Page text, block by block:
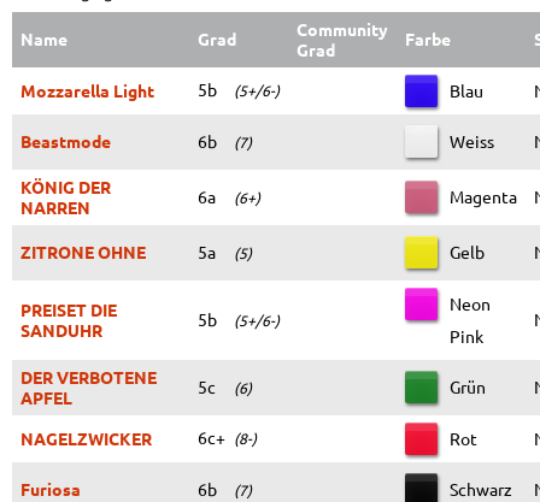
Name Grad
Community
Grad
Farbe
Mozzarella Light 5b (5+/6-) Blau
Beastmode 6b (7) Weiss
KÖNIG DER
NARREN
6a (6+) Magenta
ZITRONE OHNE 5a (5) Gelb
PREISET DIE
SANDUHR
5b (5+/6-)
Neon
Pink
DER VERBOTENE
APFEL
5c (6) Grün
NAGELZWICKER 6c+ (8-) Rot
Furiosa 6b (7) Schwarz